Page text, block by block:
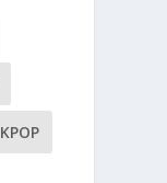
KPOP